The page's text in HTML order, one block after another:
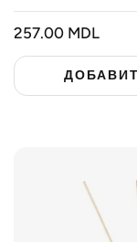
ОБЫЧНАЯ
257.00 MDL